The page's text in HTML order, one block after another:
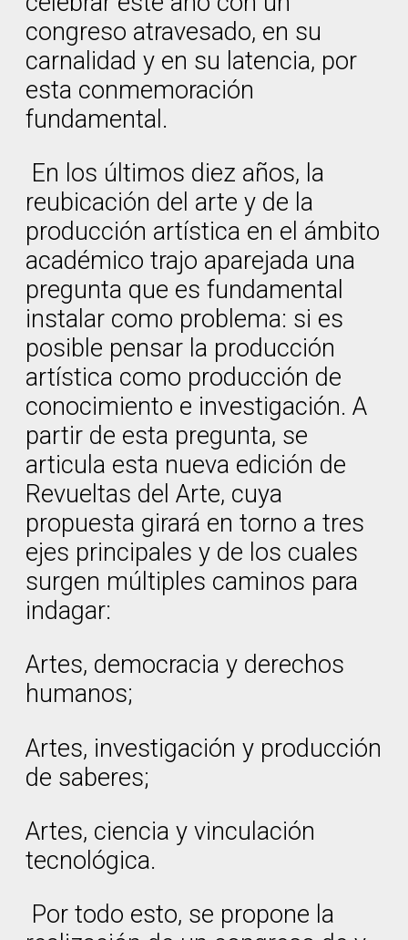
congreso atravesado, en su
carnalidad y en su latencia, por
esta conmemoración
fundamental.
En los últimos diez años, la
reubicación del arte y de la
producción artística en el ámbito
académico trajo aparejada una
pregunta que es fundamental
instalar como problema: si es
posible pensar la producción
artística como producción de
conocimiento e investigación. A
partir de esta pregunta, se
articula esta nueva edición de
Revueltas del Arte, cuya
propuesta girará en torno a tres
ejes principales y de los cuales
surgen múltiples caminos para
indagar:
Artes, democracia y derechos
humanos;
Artes, investigación y producción
de saberes;
Artes, ciencia y vinculación
tecnológica.
Por todo esto, se propone la